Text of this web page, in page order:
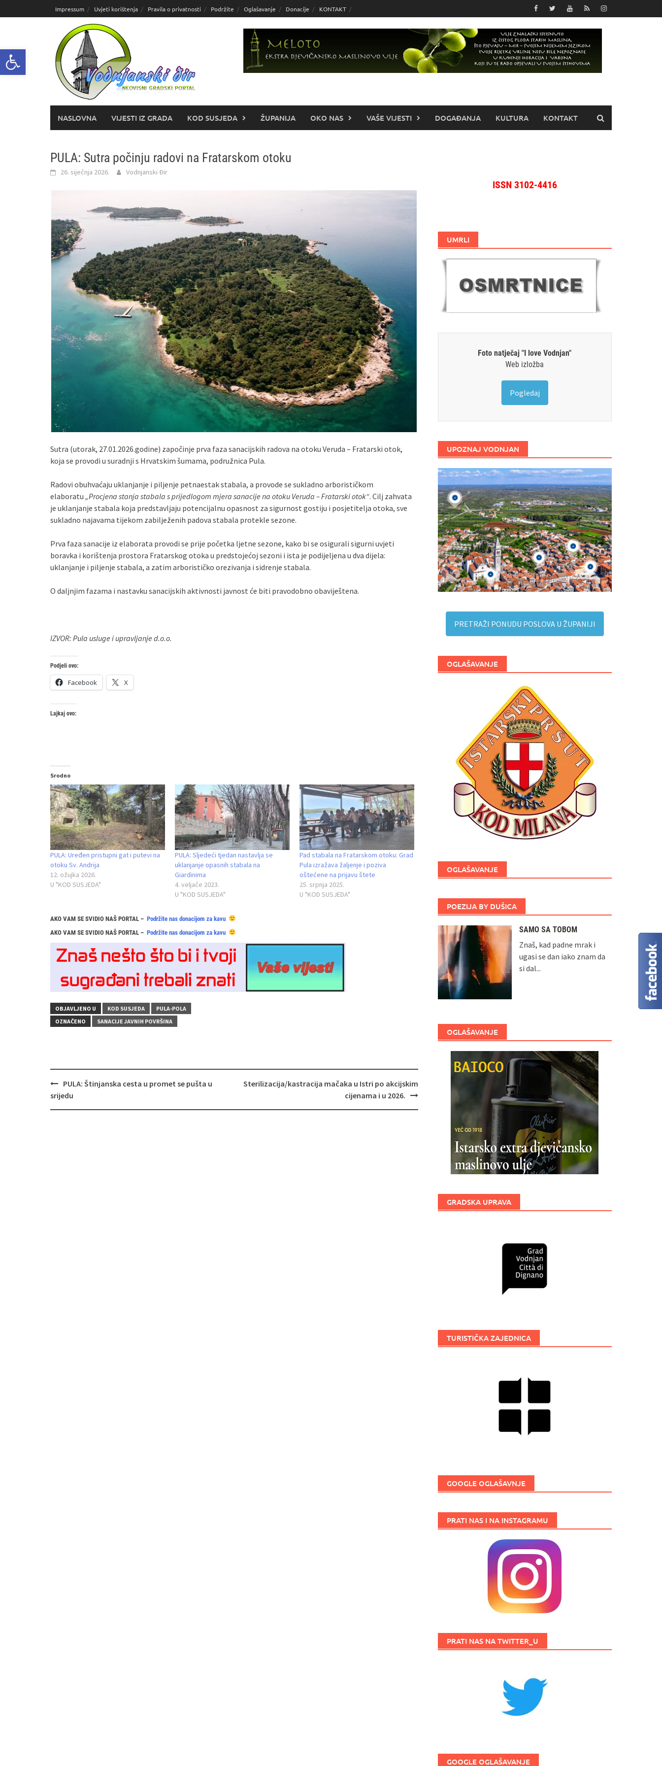
Open toolbar
do
Impressum Uvjeti korištenja Pravila o privatnosti Podržite Oglašavanje Donacije KONTAKT
NASLOVNA VIJESTI IZ GRADA KOD SUSJEDA ŽUPANIJA OKO NAS VAŠE VIJESTI DOGAĐANJA KULTURA KONTAKT
PULA: Sutra počinju radovi na Fratarskom otoku
26. siječnja 2026. Vodnjanski Đir
Sutra (utorak, 27.01.2026.godine) započinje prva faza sanacijskih radova na otoku Veruda – Fratarski otok,
koja se provodi u suradnji s Hrvatskim šumama, podružnica Pula.
Radovi obuhvaćaju uklanjanje i piljenje petnaestak stabala, a provode se sukladno arborističkom
elaboratu „Procjena stanja stabala s prijedlogom mjera sanacije na otoku Veruda – Fratarski otok“. Cilj zahvata
je uklanjanje stabala koja predstavljaju potencijalnu opasnost za sigurnost gostiju i posjetitelja otoka, sve
sukladno najavama tijekom zabilježenih padova stabala protekle sezone.
Prva faza sanacije iz elaborata provodi se prije početka ljetne sezone, kako bi se osigurali sigurni uvjeti
boravka i korištenja prostora Fratarskog otoka u predstojećoj sezoni i ista je podijeljena u dva dijela:
uklanjanje i piljenje stabala, a zatim arborističko orezivanja i sidrenje stabala.
O daljnjim fazama i nastavku sanacijskih aktivnosti javnost će biti pravodobno obaviještena.
IZVOR: Pula usluge i upravljanje d.o.o.
Podjeli ovo:
Facebook X
Lajkaj ovo:
Srodno
PULA: Uređen pristupni gat i putevi na
otoku Sv. Andrija
12. ožujka 2026.
U "KOD SUSJEDA"
PULA: Sljedeći tjedan nastavlja se
uklanjanje opasnih stabala na
Giardinima
4. veljače 2023.
U "KOD SUSJEDA"
Pad stabala na Fratarskom otoku: Grad
Pula izražava žaljenje i poziva
oštećene na prijavu štete
25. srpnja 2025.
U "KOD SUSJEDA"
AKO VAM SE SVIDIO NAŠ PORTAL – Podržite nas donacijom za kavu
AKO VAM SE SVIDIO NAŠ PORTAL – Podržite nas donacijom za kavu
OBJAVLJENO U KOD SUSJEDA
PULA-POLA
OZNAČENO
SANACIJE JAVNIH POVRŠINA
Navigacija
objava
PULA: Štinjanska cesta u promet se pušta u
srijedu
Sterilizacija/kastracija mačaka u Istri po akcijskim
cijenama i u 2026.
ISSN 3102-4416
UMRLI
Foto natječaj "I love Vodnjan"
Web izložba
Pogledaj
UPOZNAJ VODNJAN
PRETRAŽI PONUDU POSLOVA U ŽUPANIJI
OGLAŠAVANJE
OGLAŠAVANJE
POEZIJA BY DUŠICA
SAMO SA TOBOM
Znaš, kad padne mrak i
ugasi se dan iako znam da
si dal...
OGLAŠAVANJE
GRADSKA UPRAVA
TURISTIČKA ZAJEDNICA
GOOGLE OGLAŠAVNJE
PRATI NAS I NA INSTAGRAMU
PRATI NAS NA TWITTER_U
GOOGLE OGLAŠAVANJE